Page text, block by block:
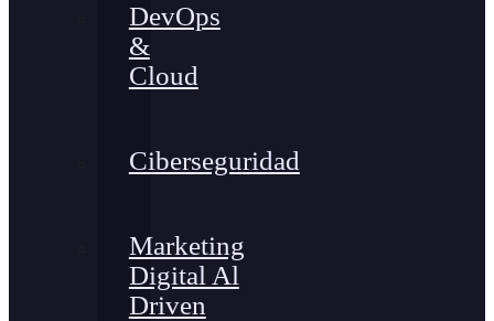
DevOps
&
Cloud
Ciberseguridad
Marketing
Digital Al
Driven